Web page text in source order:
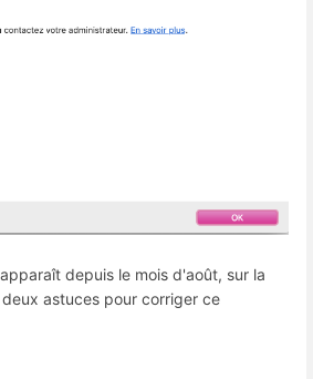
depuis le mois d'août, sur la
astuces pour corriger ce